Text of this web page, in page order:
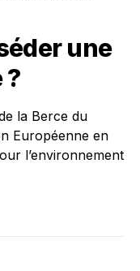
une
?
la Berce du
Européenne en
l’environnement